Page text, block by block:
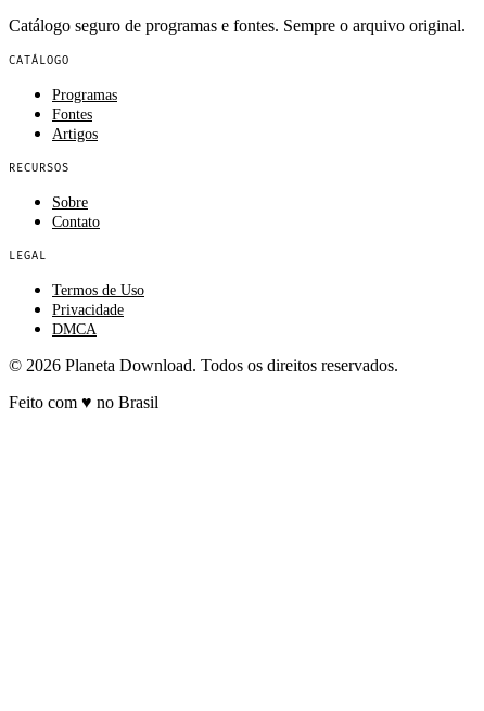
Catálogo seguro de programas e fontes. Sempre o arquivo original.
CATÁLOGO
Programas
Fontes
Artigos
RECURSOS
Sobre
Contato
LEGAL
Termos de Uso
Privacidade
DMCA
© 2026 Planeta Download. Todos os direitos reservados.
Feito com ♥ no Brasil